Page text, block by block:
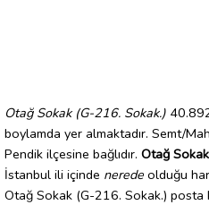
Otağ Sokak (G-216. Sokak.)
boylamda yer almaktadır. Semt/
Pendik ilçesine bağlıdır. Otağ
İstanbul ili içinde nerede olduğu
Otağ Sokak (G-216. Sokak.)